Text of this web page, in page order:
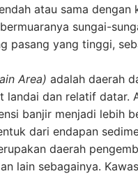
atau sama
sungai-
pasang yang tinggi,
Area) adalah daerah
landai dan relatif
banjir menjadi lebih
dari endapan
daerah
lain sebagainya.